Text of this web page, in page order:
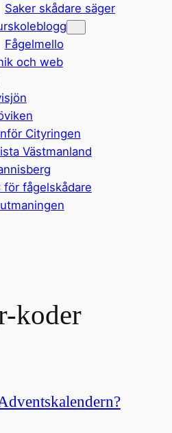
Saker skådare säger
Fågelmello
och web
Cityringen
Västmanland
för fågelskådare
koder